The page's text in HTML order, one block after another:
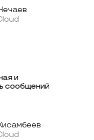
и
сообщений